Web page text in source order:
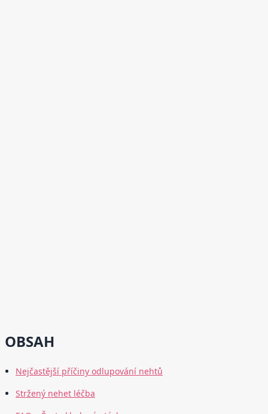
OBSAH
Nejčastější příčiny odlupování nehtů
Stržený nehet léčba